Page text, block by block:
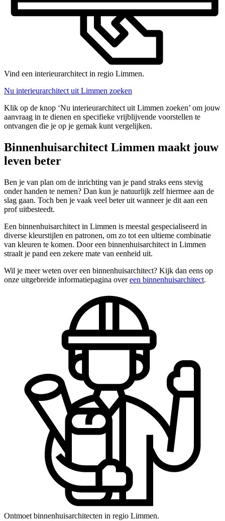
Vind een interieurarchitect in regio Limmen.
Nu interieurarchitect uit Limmen zoeken
Klik op de knop ‘Nu interieurarchitect uit Limmen zoeken’ om jouw
aanvraag in te dienen en specifieke vrijblijvende voorstellen te
ontvangen die je op je gemak kunt vergelijken.
Binnenhuisarchitect Limmen maakt jouw
leven beter
Ben je van plan om de inrichting van je pand straks eens stevig
onder handen te nemen? Dan kun je natuurlijk zelf hiermee aan de
slag gaan. Toch ben je vaak veel beter uit wanneer je dit aan een
prof uitbesteedt.
Een binnenhuisarchitect in Limmen is meestal gespecialiseerd in
diverse kleurstijlen en patronen, om zo tot een ultieme combinatie
van kleuren te komen. Door een binnenhuisarchitect in Limmen
straalt je pand een zekere mate van eenheid uit.
Wil je meer weten over een binnenhuisarchitect? Kijk dan eens op
onze uitgebreide informatiepagina overeen binnenhuisarchitect.
Ontmoet binnenhuisarchitecten in regio Limmen.